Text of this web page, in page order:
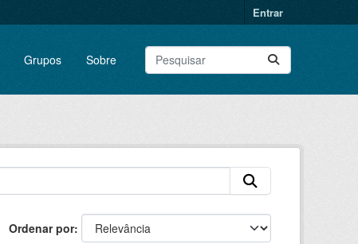
Entrar
Grupos Sobre
Ordenar por